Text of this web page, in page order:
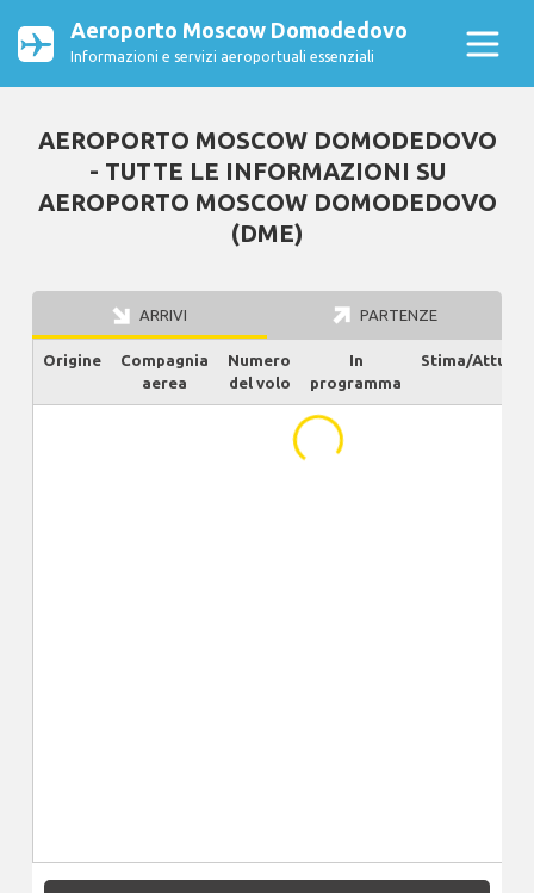
Aeroporto Moscow Domodedovo
Informazioni e servizi aeroportuali essenziali
AEROPORTO MOSCOW DOMODEDOVO
- TUTTE LE INFORMAZIONI SU
AEROPORTO MOSCOW DOMODEDOVO
(DME)
ARRIVI PARTENZE
Compagnia
aerea
Numero
del volo
In
programma